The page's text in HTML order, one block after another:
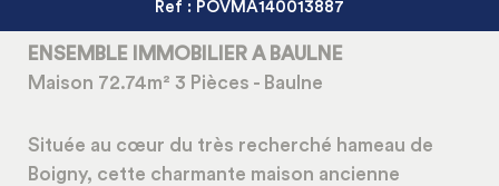
Ref : POVMA140013887
ENSEMBLE IMMOBILIER A BAULNE
Maison 72.74m² 3 Pièces - Baulne
Située au cœur du très recherché hameau de
Boigny, cette charmante maison ancienne